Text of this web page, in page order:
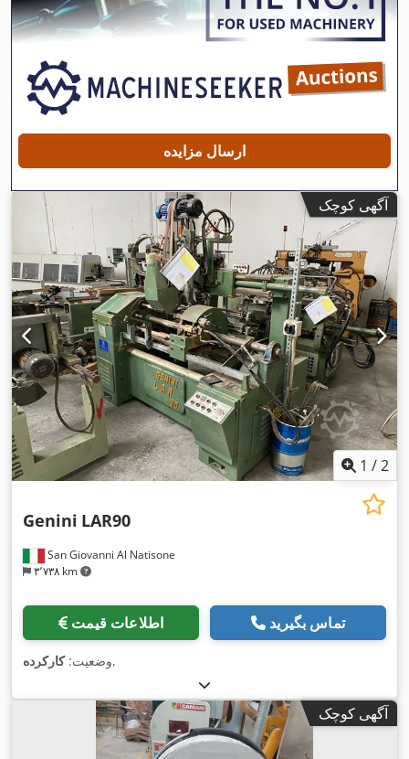
ارسال مزایده
آگهی کوچک
1 /2
San Giovanni Al Natisone
۳٬۷۳۸ km
Genini LAR90
اطلاعات قیمت تماس بگیرید
وضعیت:کارکرده ,
آگهی کوچک